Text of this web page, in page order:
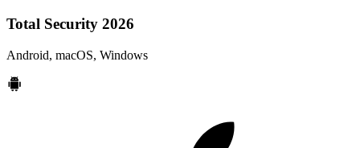
Total Security 2026
Android, macOS, Windows